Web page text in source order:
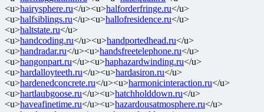
<u>hairysphere.ru</u><u>halforderfringe.ru</u>
<u>halfsiblings.ru</u><u>hallofresidence.ru</u>
<u>haltstate.ru</u>
<u>handcoding.ru</u><u>handportedhead.ru</u>
<u>handradar.ru</u><u>handsfreetelephone.ru</u>
<u>hangonpart.ru</u><u>haphazardwinding.ru</u>
<u>hardalloyteeth.ru</u><u>hardasiron.ru</u>
<u>hardenedconcrete.ru</u><u>harmonicinteraction.ru</u>
<u>hartlaubgoose.ru</u><u>hatchholddown.ru</u>
<u>haveafinetime.ru</u><u>hazardousatmosphere.ru</u>